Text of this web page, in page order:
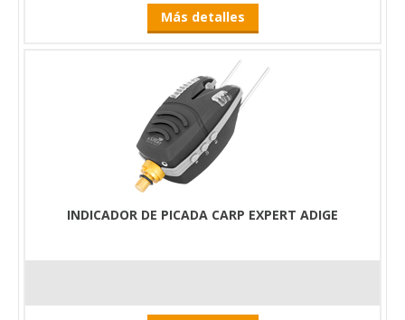
Más detalles
INDICADOR DE PICADA CARP EXPERT ADIGE